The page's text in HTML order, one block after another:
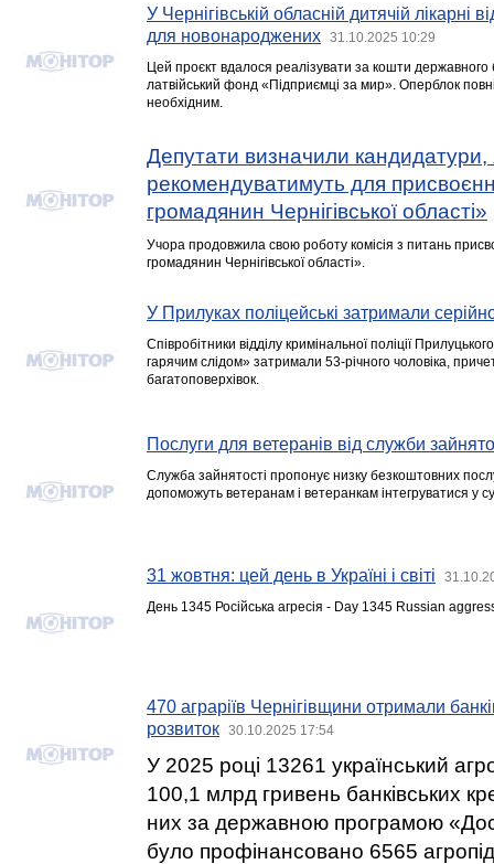
У Чернігівській обласній дитячій лікарні
для новонароджених
31.10.2025 10:29
Цей проєкт вдалося реалізувати за кошти державного
латвійський фонд «Підприємці за мир». Оперблок
необхідним.
Депутати визначили кандидатури,
рекомендуватимуть для
громадянин Чернігівської області»
Учора продовжила свою роботу комісія з питань
громадянин Чернігівської області».
У Прилуках поліцейські затримали
Співробітники відділу кримінальної поліції
гарячим слідом» затримали 53-річного чоловіка,
багатоповерхівок.
Послуги для ветеранів від служби
Служба зайнятості пропонує низку безкоштовних
допоможуть ветеранам і ветеранкам інтегруватися у
31 жовтня: цей день в Україні і світі
День 1345 Російська агресія - Day 1345 Russian
470 аграріїв Чернігівщини отримали
розвиток
30.10.2025 17:54
У 2025 році 13261 український
100,1 млрд гривень банківських
них за державною програмою
було профінансовано 6565